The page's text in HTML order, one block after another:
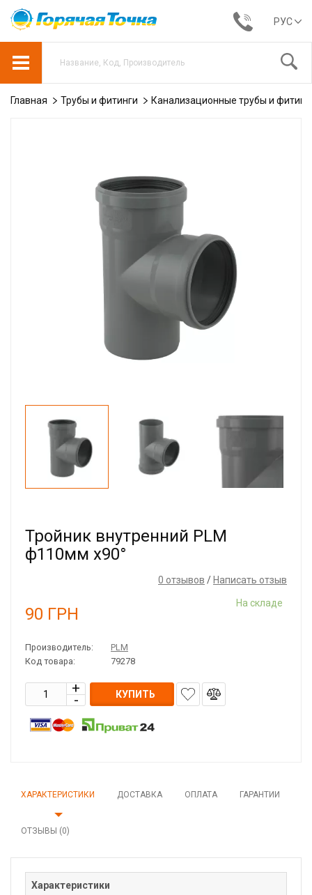
РУС
Главная Трубы и фитинги Канализационные трубы и
Тройник внутренний PLM
ф110мм x90°
0 отзывов / Написать отзыв
90 ГРН
На складе
Производитель:
PLM
Код товара:
79278
КУПИТЬ
ХАРАКТЕРИСТИКИ ДОСТАВКА ОПЛАТА ГАРАНТИИ
ОТЗЫВЫ (0)
Характеристики